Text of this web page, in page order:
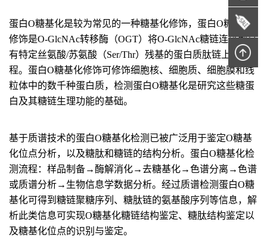
蛋白O糖基化是较为常见的一种糖基化修饰，蛋白O糖基化
修饰是O-GlcNAc转移酶（OGT）将O-GlcNAc糖链连接到具
有特定丝氨酸/苏氨酸（Ser/Thr）残基的蛋白质肽链上的过
程。蛋白O糖基化修饰可修饰细胞核、细胞质、细胞膜和线
粒体中的数千种蛋白质，检测蛋白O糖基化是研究这些糖蛋
白及其糖链生理功能的基础。
基于质谱技术的蛋白O糖基化检测已被广泛用于鉴定O糖基
化位点分析，以及糖肽和糖链的结构分析。蛋白O糖基化检
测流程：样品制备→酶解消化→去糖基化→色谱分离→色谱
或质谱分析→生物信息学数据分析。经过质谱检测蛋白O糖
基化可得到糖链聚糖序列、糖肽链的氨基酸序列等信息，解
析此类信息可实现O糖基化糖链结构鉴定、糖肽结构鉴定以
及糖基化位点的识别与鉴定。